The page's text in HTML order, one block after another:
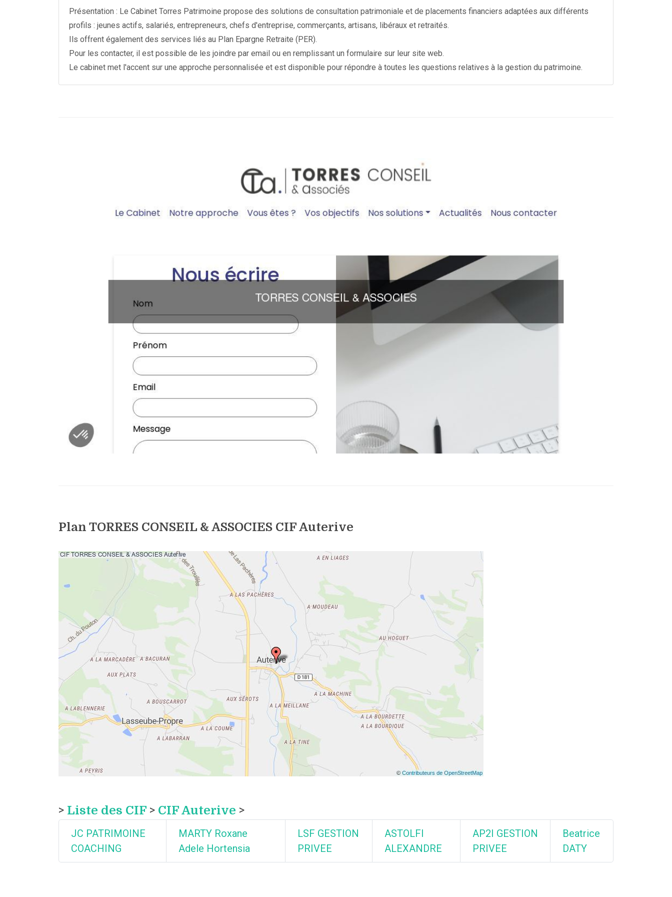
Présentation : Le Cabinet Torres Patrimoine propose des solutions de consultation patrimoniale et de placements financiers adaptées aux différents
profils : jeunes actifs, salariés, entrepreneurs, chefs d'entreprise, commerçants, artisans, libéraux et retraités.
Ils offrent également des services liés au Plan Epargne Retraite (PER).
Pour les contacter, il est possible de les joindre par email ou en remplissant un formulaire sur leur site web.
Le cabinet met l'accent sur une approche personnalisée et est disponible pour répondre à toutes les questions relatives à la gestion du patrimoine.
Plan TORRES CONSEIL & ASSOCIES CIF Auterive
> Liste des CIF > CIF Auterive >
JC PATRIMOINE
COACHING
MARTY Roxane
Adele Hortensia
LSF GESTION
PRIVEE
ASTOLFI
ALEXANDRE
AP2I GESTION
PRIVEE
Beatrice
DATY